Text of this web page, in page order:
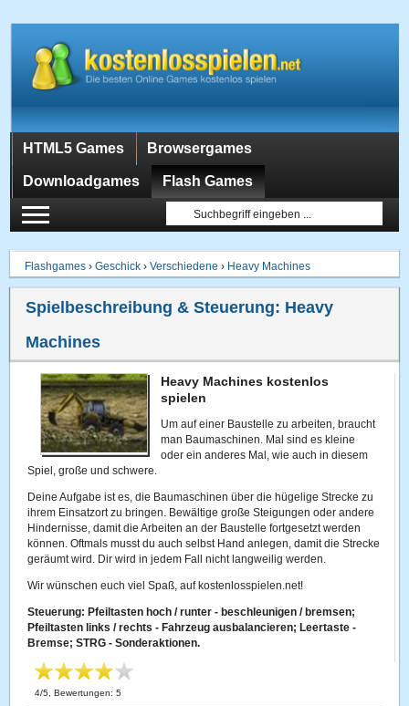
HTML5 Games Browsergames
Downloadgames Flash Games
Flashgames ›Geschick ›Verschiedene › Heavy Machines
Spielbeschreibung & Steuerung: Heavy
Machines
Heavy Machines kostenlos
spielen
Um auf einer Baustelle zu arbeiten, braucht
man Baumaschinen. Mal sind es kleine
oder ein anderes Mal, wie auch in diesem
Spiel, große und schwere.
Deine Aufgabe ist es, die Baumaschinen über die hügelige Strecke zu
ihrem Einsatzort zu bringen. Bewältige große Steigungen oder andere
Hindernisse, damit die Arbeiten an der Baustelle fortgesetzt werden
können. Oftmals musst du auch selbst Hand anlegen, damit die Strecke
geräumt wird. Dir wird in jedem Fall nicht langweilig werden.
Wir wünschen euch viel Spaß, auf kostenlosspielen.net!
Steuerung: Pfeiltasten hoch / runter - beschleunigen / bremsen;
Pfeiltasten links / rechts - Fahrzeug ausbalancieren; Leertaste -
Bremse; STRG - Sonderaktionen.
4/5 , Bewertungen:5